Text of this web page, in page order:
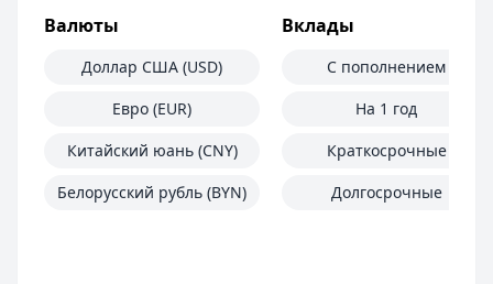
Валюты
Доллар США (USD)
Евро (EUR)
Китайский юань (CNY)
Белорусский рубль (BYN)
Вклады
С пополнением
На 1 год
Краткосрочные
Долгосрочные